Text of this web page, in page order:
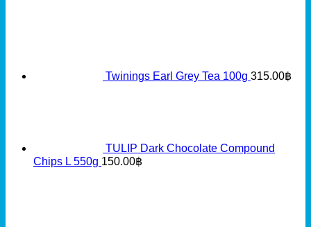
Twinings Earl Grey Tea 100g 315.00฿
TULIP Dark Chocolate Compound
Chips L 550g 150.00฿